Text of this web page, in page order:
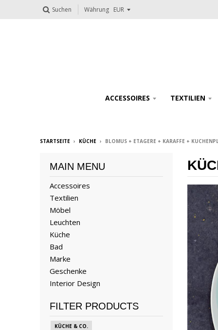
Suchen Währung
ACCESSOIRES TEXTILIEN
STARTSEITE › KÜCHE › BLOMUS + ETAGERE + KARAFFE +
MAIN MENU
Accessoires
Textilien
Möbel
Leuchten
Küche
Bad
Marke
Geschenke
Interior Design
FILTER PRODUCTS
KÜCHE & CO.